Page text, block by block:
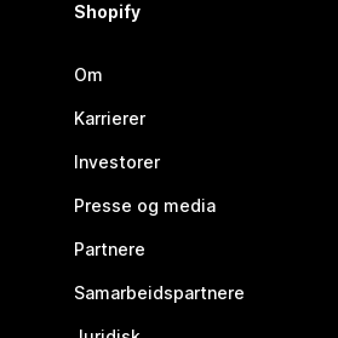
Shopify
Om
Karrierer
Investorer
Presse og media
Partnere
Samarbeidspartnere